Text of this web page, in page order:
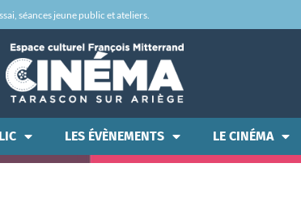
séances jeune public et ateliers.
LES ÉVÈNEMENTS LE CINÉMA